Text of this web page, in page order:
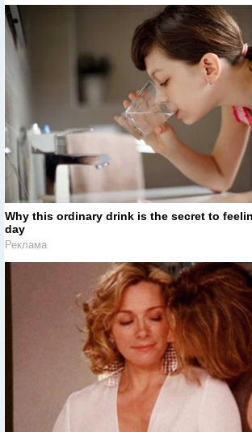
Why this ordinary drink is the secret to
day
Реклама